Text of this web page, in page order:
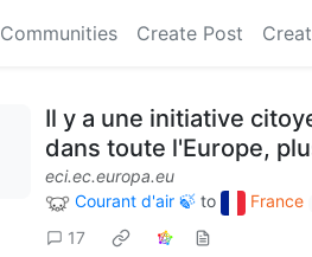
Communities Create Post
Il y a une initiative
dans toute l'Europe,
eci.ec.europa.eu
Courant d'air 🍃 to France
17